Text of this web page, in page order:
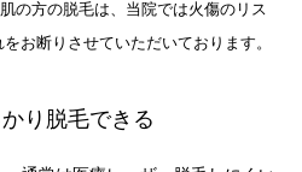
の方の脱毛は、当院では火傷のリス
お断りさせていただいております。
り脱毛できる